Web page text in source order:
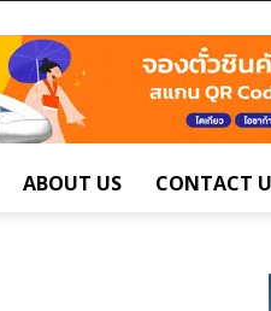
ABOUT US CONTACT